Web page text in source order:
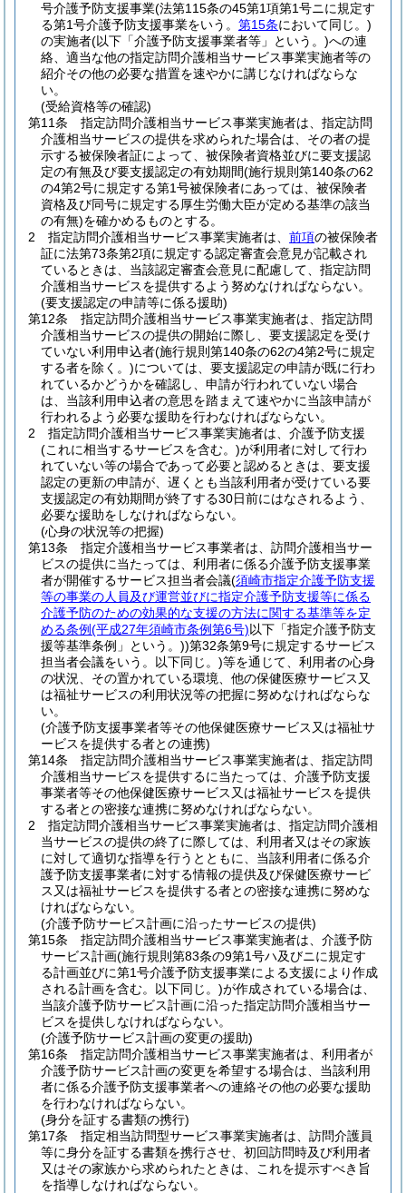
号介護予防支援事業(法第115条の45第1項第1号ニに規定す
る第1号介護予防支援事業をいう。 第15条において同じ。)
の実施者(以下「介護予防支援事業者等」という。)への連
絡、適当な他の指定訪問介護相当サービス事業実施者等の
紹介その他の必要な措置を速やかに講じなければならな
い。
(受給資格等の確認)
第11条
指定訪問介護相当サービス事業実施者は、指定訪問
介護相当サービスの提供を求められた場合は、その者の提
示する被保険者証によって、被保険者資格並びに要支援認
定の有無及び要支援認定の有効期間(施行規則第140条の62
の4第2号に規定する第1号被保険者にあっては、被保険者
資格及び同号に規定する厚生労働大臣が定める基準の該当
の有無)を確かめるものとする。
2
指定訪問介護相当サービス事業実施者は、 前項の被保険者
証に法第73条第2項に規定する認定審査会意見が記載され
ているときは、当該認定審査会意見に配慮して、指定訪問
介護相当サービスを提供するよう努めなければならない。
(要支援認定の申請等に係る援助)
第12条
指定訪問介護相当サービス事業実施者は、指定訪問
介護相当サービスの提供の開始に際し、要支援認定を受け
ていない利用申込者(施行規則第140条の62の4第2号に規定
する者を除く。)については、要支援認定の申請が既に行わ
れているかどうかを確認し、申請が行われていない場合
は、当該利用申込者の意思を踏まえて速やかに当該申請が
行われるよう必要な援助を行わなければならない。
2
指定訪問介護相当サービス事業実施者は、介護予防支援
(これに相当するサービスを含む。)が利用者に対して行わ
れていない等の場合であって必要と認めるときは、要支援
認定の更新の申請が、遅くとも当該利用者が受けている要
支援認定の有効期間が終了する30日前にはなされるよう、
必要な援助をしなければならない。
(心身の状況等の把握)
第13条
指定介護相当サービス事業者は、訪問介護相当サー
ビスの提供に当たっては、利用者に係る介護予防支援事業
者が開催するサービス担当者会議(須崎市指定介護予防支援
等の事業の人員及び運営並びに指定介護予防支援等に係る
介護予防のための効果的な支援の方法に関する基準等を定
める条例(平成27年須崎市条例第6号)以下「指定介護予防支
援等基準条例」という。))第32条第9号に規定するサービス
担当者会議をいう。以下同じ。)等を通じて、利用者の心身
の状況、その置かれている環境、他の保健医療サービス又
は福祉サービスの利用状況等の把握に努めなければならな
い。
(介護予防支援事業者等その他保健医療サービス又は福祉サ
ービスを提供する者との連携)
第14条
指定訪問介護相当サービス事業実施者は、指定訪問
介護相当サービスを提供するに当たっては、介護予防支援
事業者等その他保健医療サービス又は福祉サービスを提供
する者との密接な連携に努めなければならない。
2
指定訪問介護相当サービス事業実施者は、指定訪問介護相
当サービスの提供の終了に際しては、利用者又はその家族
に対して適切な指導を行うとともに、当該利用者に係る介
護予防支援事業者に対する情報の提供及び保健医療サービ
ス又は福祉サービスを提供する者との密接な連携に努めな
ければならない。
(介護予防サービス計画に沿ったサービスの提供)
第15条
指定訪問介護相当サービス事業実施者は、介護予防
サービス計画(施行規則第83条の9第1号ハ及びニに規定す
る計画並びに第1号介護予防支援事業による支援により作成
される計画を含む。以下同じ。)が作成されている場合は、
当該介護予防サービス計画に沿った指定訪問介護相当サー
ビスを提供しなければならない。
(介護予防サービス計画の変更の援助)
第16条
指定訪問介護相当サービス事業実施者は、利用者が
介護予防サービス計画の変更を希望する場合は、当該利用
者に係る介護予防支援事業者への連絡その他の必要な援助
を行わなければならない。
(身分を証する書類の携行)
第17条
指定相当訪問型サービス事業実施者は、訪問介護員
等に身分を証する書類を携行させ、初回訪問時及び利用者
又はその家族から求められたときは、これを提示すべき旨
を指導しなければならない。